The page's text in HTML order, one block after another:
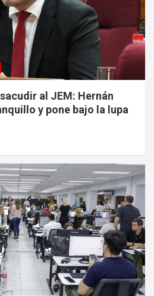
al JEM: Hernán
y pone bajo la lupa